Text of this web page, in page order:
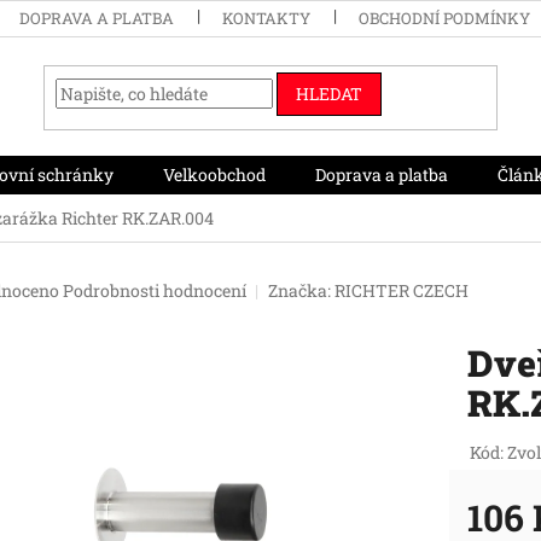
DOPRAVA A PLATBA KONTAKTY OBCHODNÍ PODMÍNKY
HLEDAT
schránky Velkoobchod Doprava a platba
Richter RK.ZAR.004
Podrobnosti hodnocení Značka:RICHTER CZECH
Kód:
106